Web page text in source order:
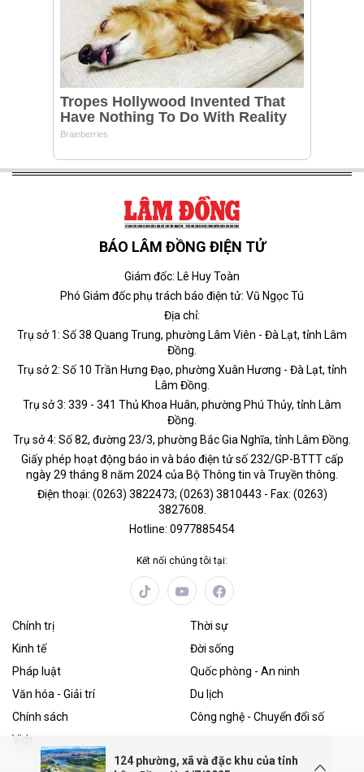
124 phường, xã và đặc khu của tỉnh
BÁO LÂM ĐỒNG ĐIỆN TỬ
Giám đốc: Lê Huy Toàn
Phó Giám đốc phụ trách báo điện tử: Vũ Ngọc Tú
Địa chỉ:
Trụ sở 1: Số 38 Quang Trung, phường Lâm Viên - Đà Lạt, tỉnh Lâm
Đồng.
Trụ sở 2: Số 10 Trần Hưng Đạo, phường Xuân Hương - Đà Lạt, tỉnh
Lâm Đồng.
Trụ sở 3: 339 - 341 Thủ Khoa Huân, phường Phú Thủy, tỉnh Lâm
Đồng.
Trụ sở 4: Số 82, đường 23/3, phường Bắc Gia Nghĩa, tỉnh Lâm Đồng.
Giấy phép hoạt động báo in và báo điện tử số 232/GP-BTTT cấp
ngày 29 tháng 8 năm 2024 của Bộ Thông tin và Truyền thông.
Điện thoại: (0263) 3822473; (0263) 3810443 - Fax: (0263)
3827608.
Hotline: 0977885454
Kết nối chúng tôi tại:
Chính trị
Thời sự
Kinh tế
Đời sống
Pháp luật
Quốc phòng - An ninh
Văn hóa - Giải trí
Du lịch
Chính sách
Công nghệ - Chuyển đổi số
Video